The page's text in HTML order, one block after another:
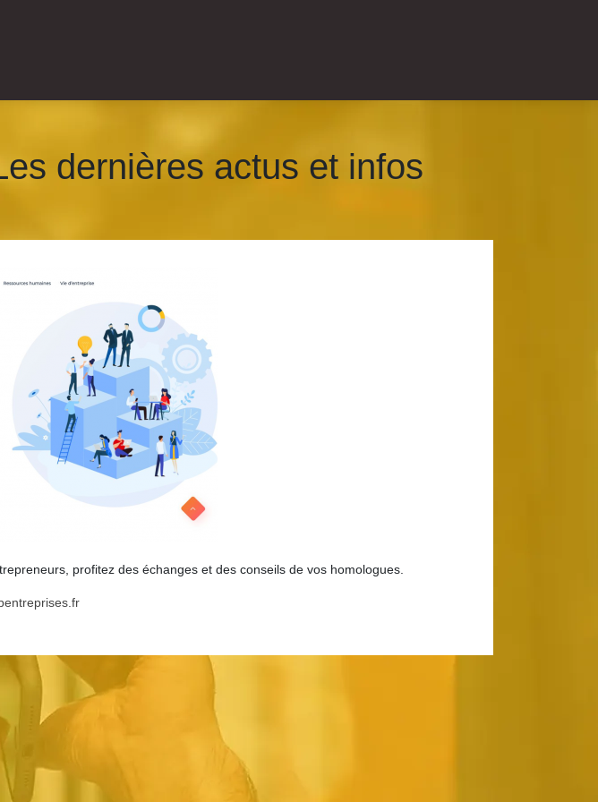
dernières actus et infos
profitez des échanges et des conseils de vos homologues.